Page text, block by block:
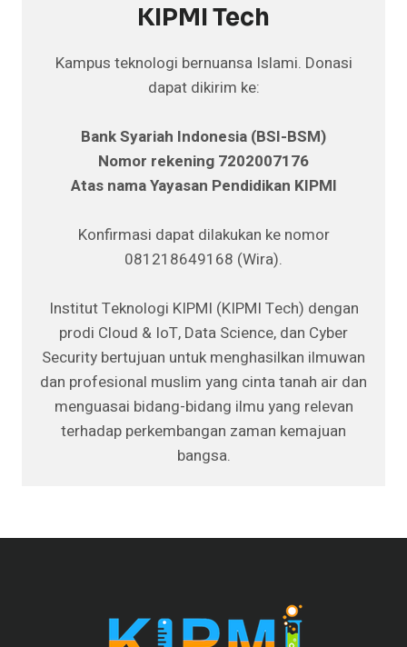
KIPMI Tech
Kampus teknologi bernuansa Islami. Donasi
dapat dikirim ke:
Bank Syariah Indonesia (BSI-BSM)
Nomor rekening 7202007176
Atas nama Yayasan Pendidikan KIPMI
Konfirmasi dapat dilakukan ke nomor
081218649168 (Wira).
Institut Teknologi KIPMI (KIPMI Tech) dengan
prodi Cloud & IoT, Data Science, dan Cyber
Security bertujuan untuk menghasilkan ilmuwan
dan profesional muslim yang cinta tanah air dan
menguasai bidang-bidang ilmu yang relevan
terhadap perkembangan zaman kemajuan
bangsa.